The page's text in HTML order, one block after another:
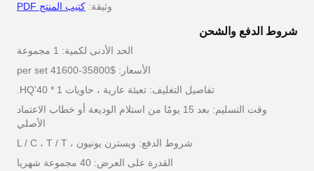
وثيقة: كتيب المنتج PDF
شروط الدفع والشحن
الحد الأدنى لكمية: 1 مجموعة
الأسعار: $35800-41600 per set
تفاصيل التغليف: تعبئة عارية ، حاويات 1 * 40'HQ.
وقت التسليم: بعد 15 يومًا من استلام الوديعة أو خطاب الاعتماد
الأصلي
شروط الدفع: ويسترن يونيون ، L / C ، T / T
القدرة على العرض: 40 مجموعة شهريا